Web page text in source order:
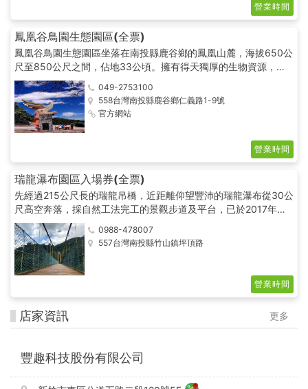
營業時間
鳳凰谷鳥園生態園區(全票)
鳳凰谷鳥園生態園區坐落在南投縣鹿谷鄉的鳳凰山麓，海拔650公
尺至850公尺之間，佔地33公頃。擁有得天獨厚的生物資源，除
了飼育各種鳥禽外，昆蟲、蜘蛛、青蛙等更是園區長駐嬌客。 展
示區內有各種本土及世界各地的珍貴鳥禽，您可以和金剛鸚鵡互動
亦可餵食小鸚鵡，您可以傾聽蟲鳴鳥語，呼吸清新空氣，享受優閒
時光。
049-2753100
558台灣南投縣鹿谷鄉仁義路1-9號
官方網站
營業時間
瑞龍瀑布園區入場券(全票)
先經過215公尺長的瑞龍吊橋，近距離仰望豐沛的瑞龍瀑布從30公
尺高空奔落，採自然工法完工的景觀步道及平台，已於2017年底
啟用
0988-478007
557台灣南投縣竹山鎮坪頂路
營業時間
店家資訊 更多
豐趣科技股份有限公司